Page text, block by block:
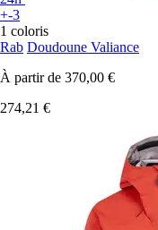
+-3
1 coloris
Rab Doudoune Valiance
À partir de 370,00 €
274,21 €